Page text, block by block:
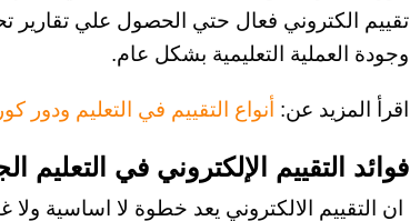
تقييم الكتروني فعال حتي الحصول علي تقارير
وجودة العملية التعليمية بشكل عام.
اقرأ المزيد عن: أنواع التقييم في التعليم
فوائد التقييم الإلكتروني في التعليم
ان التقييم الالكتروني يعد خطوة لا اساسية